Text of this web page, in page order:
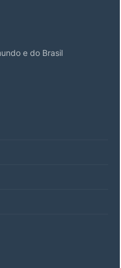
e do Brasil